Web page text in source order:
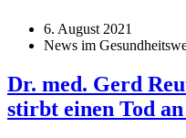
6. August 2021
News im
Dr. med. Gerd
stirbt einen Tod